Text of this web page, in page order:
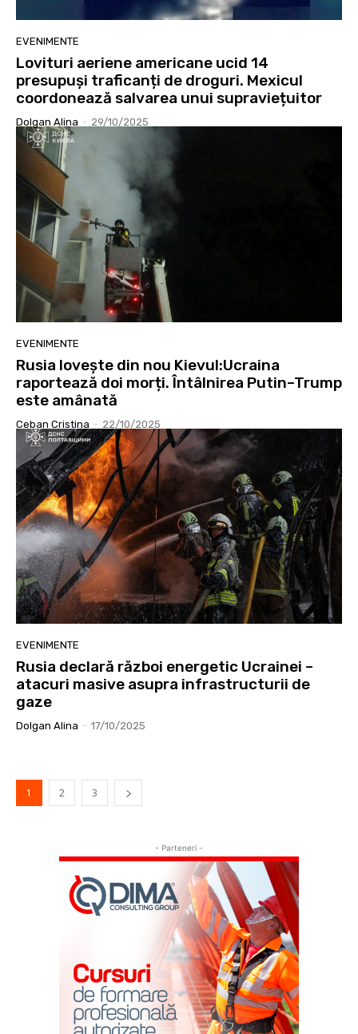
EVENIMENTE
Lovituri aeriene americane ucid 14
presupuși traficanți de droguri. Mexicul
coordonează salvarea unui supraviețuitor
Dolgan Alina - 29/10/2025
EVENIMENTE
Rusia lovește din nou Kievul:Ucraina
raportează doi morți. Întâlnirea Putin–Trump
este amânată
Ceban Cristina - 22/10/2025
EVENIMENTE
Rusia declară război energetic Ucrainei –
atacuri masive asupra infrastructurii de
gaze
Dolgan Alina - 17/10/2025
1 2 3
- Parteneri -